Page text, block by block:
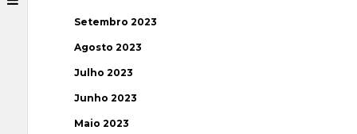
Setembro 2023
Agosto 2023
Julho 2023
Junho 2023
Maio 2023